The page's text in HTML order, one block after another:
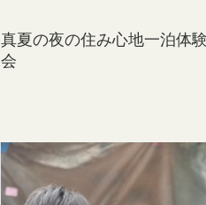
真夏の夜の住み心地一泊体験
会